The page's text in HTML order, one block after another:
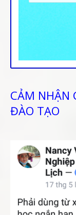
CẢM NHẬN
ĐÀO TẠO